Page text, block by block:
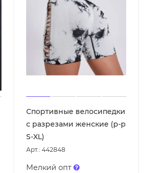
Спортивные велосипедки
с разрезами женские (р-р
S-XL)
Арт.: 442848
Мелкий опт